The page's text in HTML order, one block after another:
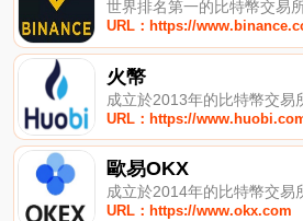
世界排名第一的比特幣交易
URL：https://
火幣
成立於2013年的比特幣交易
URL：https://
歐易OKX
成立於2014年的比特幣交易
URL：https://www.okx.com